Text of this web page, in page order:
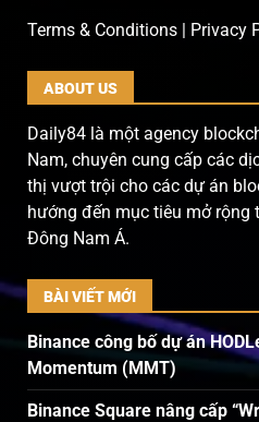
Terms & Conditions | Privacy
ABOUT US
Daily84 là một agency
Nam, chuyên cung cấp các
thị vượt trội cho các dự án
hướng đến mục tiêu mở rộng
Đông Nam Á.
BÀI VIẾT MỚI
Binance công bố dự án
Momentum (MMT)
Binance Square nâng cấp